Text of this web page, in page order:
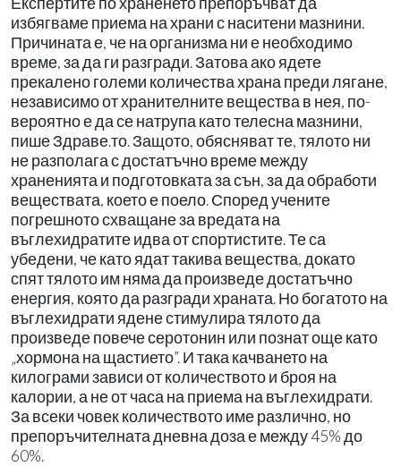
избягваме приема на храни с наситени мазнини.
Причината е, че на организма ни е необходимо
време, за да ги разгради. Затова ако ядете
прекалено големи количества храна преди лягане,
независимо от хранителните вещества в нея, по-
вероятно е да се натрупа като телесна мазнини,
пише Здраве.то. Защото, обясняват те, тялото ни
не разполага с достатъчно време между
храненията и подготовката за сън, за да обработи
веществата, което е поело. Според учените
погрешното схващане за вредата на
въглехидратите идва от спортистите. Те са
убедени, че като ядат такива вещества, докато
спят тялото им няма да произведе достатъчно
енергия, която да разгради храната. Но богатото на
въглехидрати ядене стимулира тялото да
произведе повече серотонин или познат още като
„хормона на щастието”. И така качването на
килограми зависи от количеството и броя на
калории, а не от часа на приема на въглехидрати.
За всеки човек количеството име различно, но
препоръчителната дневна доза е между 45% до
60%.